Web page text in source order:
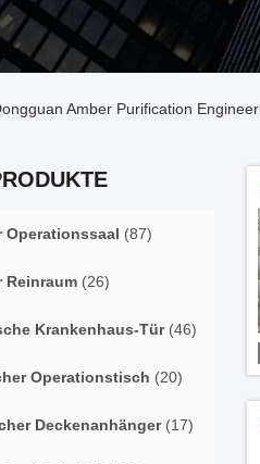
Amber Purification
Operationssaal (87)
Reinraum (26)
Krankenhaus-Tür(46)
Operationstisch (20)
Deckenanhänger(17)